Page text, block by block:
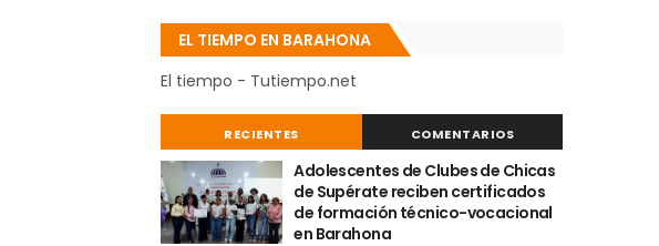
EL TIEMPO EN BARAHONA
El tiempo - Tutiempo.net
RECIENTES COMENTARIOS
Adolescentes de Clubes de Chicas
de Supérate reciben certificados
de formación técnico-vocacional
en Barahona